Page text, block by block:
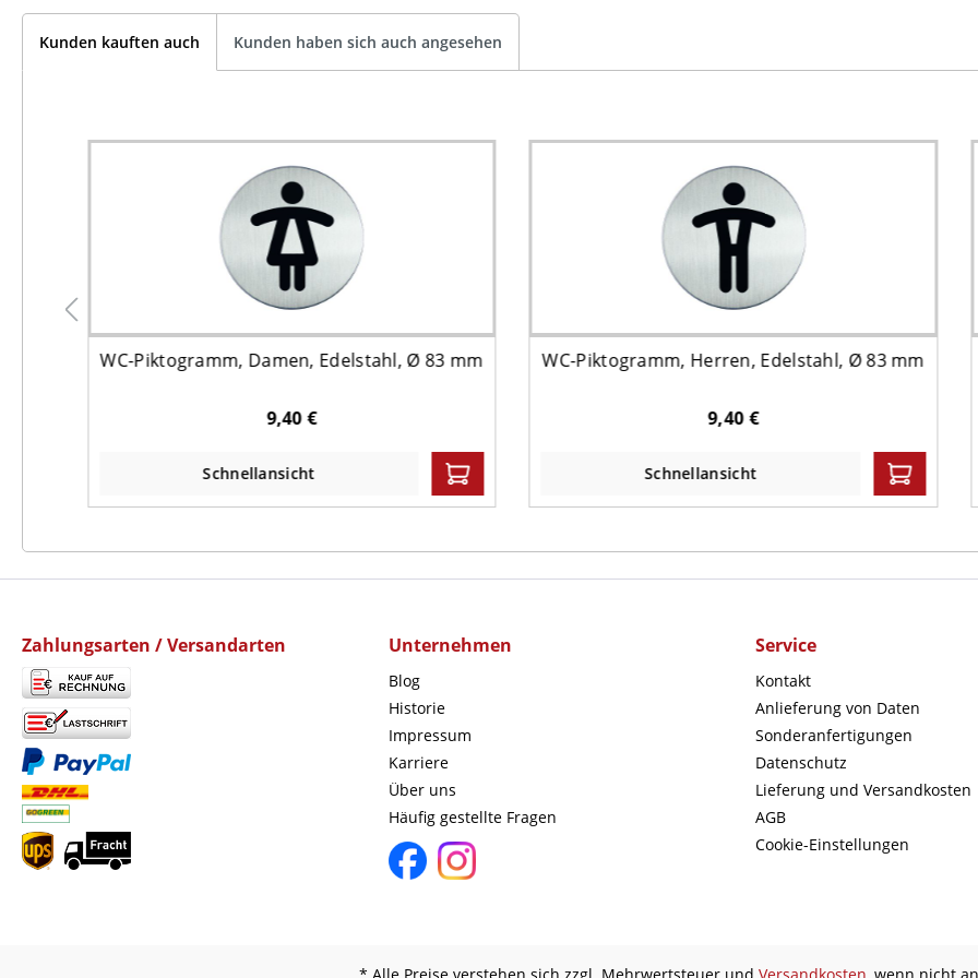
Kunden kauften auch Kunden haben sich auch angesehen
WC-Piktogramm, Damen, Edelstahl, Ø 83 mm
9,40 €
Schnellansicht
WC-Piktogramm, Herren, Edelstahl, Ø 83 mm
9,40 €
Schnellansicht
Zahlungsarten / Versandarten Unternehmen
Blog
Historie
Impressum
Karriere
Über uns
Häufig gestellte Fragen
Service
Kontakt
Anlieferung von Daten
Sonderanfertigungen
Datenschutz
Lieferung und Versandkosten
AGB
Cookie-Einstellungen